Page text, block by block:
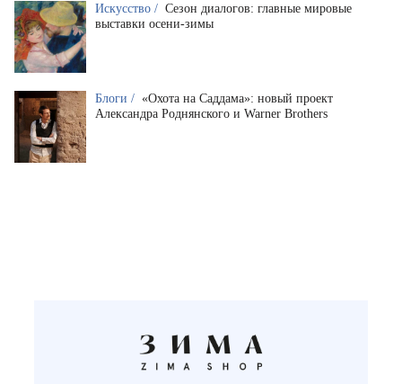
Искусство / Сезон диалогов: главные мировые
выставки осени-зимы
Блоги / «Охота на Саддама»: новый проект
Александра Роднянского и Warner Brothers